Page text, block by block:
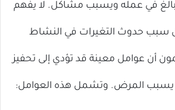
في عمله ويسبب مشاكل. لا يفهم
سبب حدوث التغيرات في النشاط
أن عوامل معينة قد تؤدي إلى تحفيز
يسبب المرض. وتشمل هذه العوامل: